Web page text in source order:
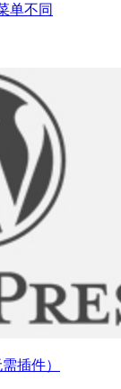
单不同
插件）